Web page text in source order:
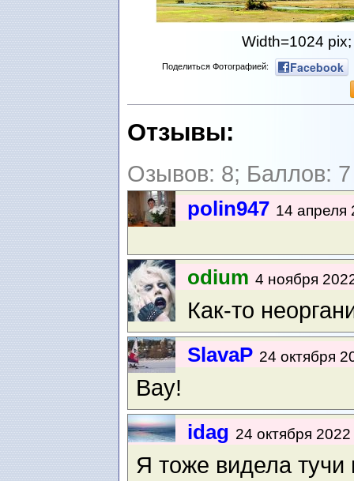
Width=1024
Поделиться Фотографией: Facebook
Отзывы:
Озывов: 8; Баллов: 7
polin947 14 апреля
odium 4 ноября
Как-то
SlavaP 24 октября
Вау!
idag 24 октября 2022
Я тоже видела